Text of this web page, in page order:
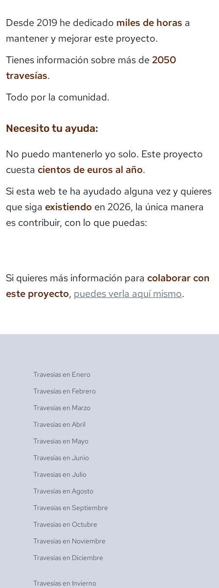
Desde 2019 he dedicado miles de horas a
mantener y mejorar este proyecto.
Tienes información sobre más de 2050
travesías.
Todo por la comunidad.
Necesito tu ayuda:
No puedo mantenerlo yo solo. Este proyecto
cuesta cientos de euros al año.
Si esta web te ha ayudado alguna vez y quieres
que siga existiendo en 2026, la única manera
es contribuir, con lo que puedas:
Si quieres más información para colaborar con
este proyecto, puedes verla aquí mismo.
Travesías en Enero
Travesías en Febrero
Travesías en Marzo
Travesías en Abril
Travesías en Mayo
Travesías en Junio
Travesías en Julio
Travesías en Agosto
Travesías en Septiembre
Travesías en Octubre
Travesías en Noviembre
Travesías en Diciembre
Travesías en Invierno